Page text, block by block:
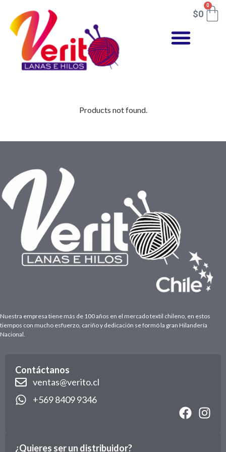
$0
0
Products not found.
Nuestra empresa tiene más de 100 años en el mercado textil chileno, en estos
tiempos con mucho esfuerzo, cariño y dedicación se formó la gran Hilandería
Nacional.
Contáctanos
ventas@verito.cl
+569 8409 9346
¿Quieres ser un distribuidor?